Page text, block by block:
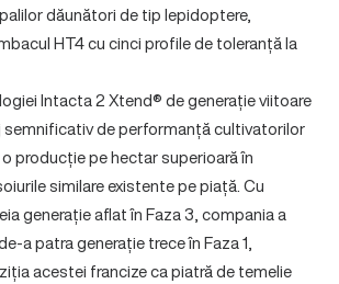
dăunători de tip lepidoptere,
HT4 cu cinci profile de toleranță la
Intacta 2 Xtend® de generație viitoare
semnificativ de performanță cultivatorilor
producție pe hectar superioară în
similare existente pe piață. Cu
generație aflat în Faza 3, compania a
a patra generație trece în Faza 1,
acestei francize ca piatră de temelie